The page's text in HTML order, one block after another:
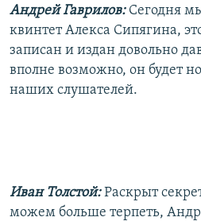
Андрей Гаврилов: Сегодня
квинтет Алекса Сипягина,
записан и издан довольно
вполне возможно, он будет
наших слушателей.
Иван Толстой:Раскрыт
можем больше терпеть,